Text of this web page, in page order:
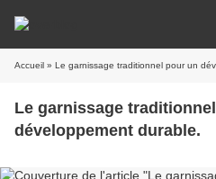
Accueil » Le garnissage traditionnel pour un
Le garnissage
développement durable.